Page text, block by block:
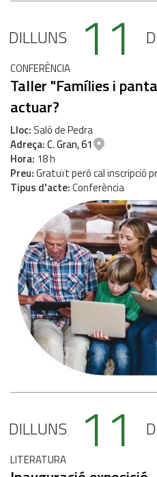
DILLUNS 11
CONFERÈNCIA
Taller "Famílies i
actuar?
Lloc Saló de Pedra
Adreça C. Gran, 61
Hora 18 h
Preu Gratuït però cal inscripció
Tipus d'acte Conferència
DILLUNS 11
LITERATURA